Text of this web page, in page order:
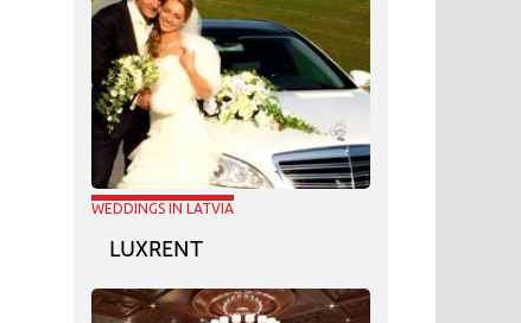
WEDDINGS IN LATVIA
LUXRENT